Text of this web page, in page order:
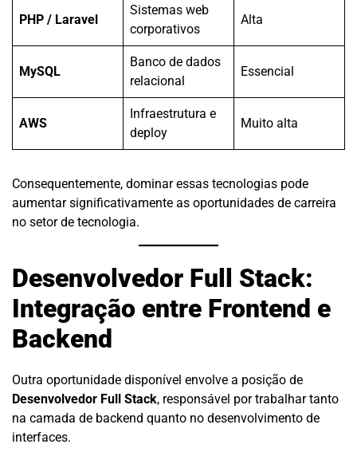
PHP / Laravel
Sistemas web
corporativos
Alta
MySQL
Banco de dados
relacional
Essencial
AWS
Infraestrutura e
deploy
Muito alta
Consequentemente, dominar essas tecnologias pode
aumentar significativamente as oportunidades de carreira
no setor de tecnologia.
Desenvolvedor Full Stack:
Integração entre Frontend e
Backend
Outra oportunidade disponível envolve a posição de
Desenvolvedor Full Stack, responsável por trabalhar tanto
na camada de backend quanto no desenvolvimento de
interfaces.